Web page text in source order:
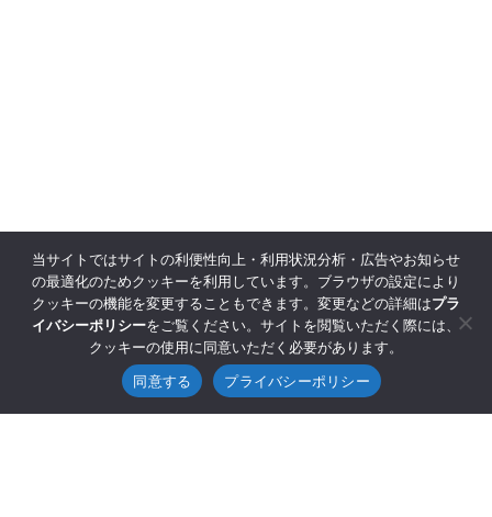
当サイトではサイトの利便性向上・利用状況分析・広告やお知らせ
の最適化のためクッキーを利用しています。ブラウザの設定により
クッキーの機能を変更することもできます。変更などの詳細はプラ
イバシーポリシーをご覧ください。サイトを閲覧いただく際には、
クッキーの使用に同意いただく必要があります。
同意する
プライバシーポリシー